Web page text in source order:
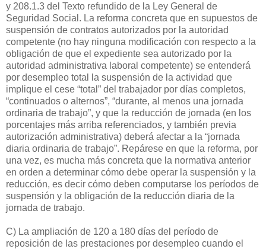
y 208.1.3 del Texto refundido de la Ley General de
Seguridad Social. La reforma concreta que en supuestos de
suspensión de contratos autorizados por la autoridad
competente (no hay ninguna modificación con respecto a la
obligación de que el expediente sea autorizado por la
autoridad administrativa laboral competente) se entenderá
por desempleo total la suspensión de la actividad que
implique el cese “total” del trabajador por días completos,
“continuados o alternos”, “durante, al menos una jornada
ordinaria de trabajo”, y que la reducción de jornada (en los
porcentajes más arriba referenciados, y también previa
autorización administrativa) deberá afectar a la “jornada
diaria ordinaria de trabajo”. Repárese en que la reforma, por
una vez, es mucha más concreta que la normativa anterior
en orden a determinar cómo debe operar la suspensión y la
reducción, es decir cómo deben computarse los períodos de
suspensión y la obligación de la reducción diaria de la
jornada de trabajo.
C) La ampliación de 120 a 180 días del período de
reposición de las prestaciones por desempleo cuando el